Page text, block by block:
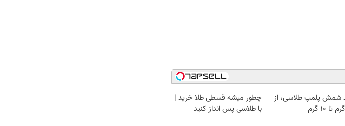
شمش پلمپ طلاسی، از
چطور میشه قسطی طلا خرید |
با طلاسی پس انداز کنید